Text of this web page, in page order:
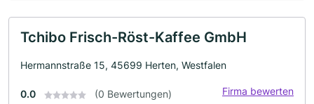
Tchibo Frisch-Röst-Kaffee GmbH
Hermannstraße 15, 45699 Herten, Westfalen
0.0 (0 Bewertungen) Firma bewerten